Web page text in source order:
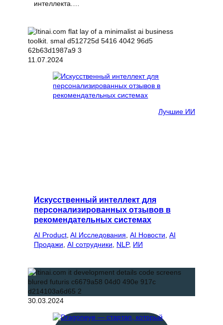
интеллекта.…
11.07.2024
Лучшие ИИ
Искусственный интеллект для
персонализированных отзывов в
рекомендательных системах
AI Product AI Исследования AI Новости AI
Продажи AI сотрудники NLP, ИИ
30.03.2024